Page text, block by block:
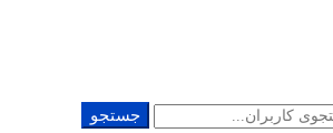
جستجو